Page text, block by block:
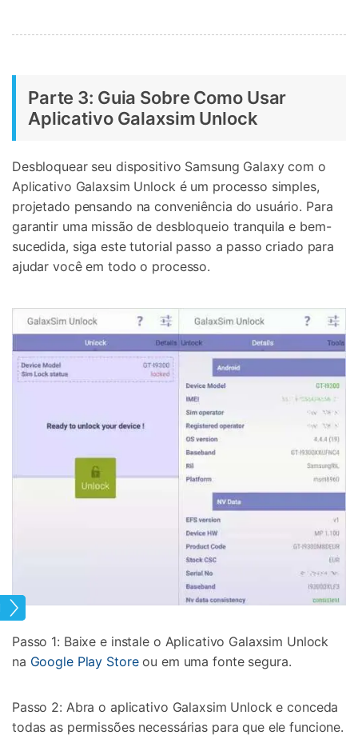
Parte 3: Guia Sobre Como Usar
Aplicativo Galaxsim Unlock
Desbloquear seu dispositivo Samsung Galaxy com o
Aplicativo Galaxsim Unlock é um processo simples,
projetado pensando na conveniência do usuário. Para
garantir uma missão de desbloqueio tranquila e bem-
sucedida, siga este tutorial passo a passo criado para
ajudar você em todo o processo.
Passo 1: Baixe e instale o Aplicativo Galaxsim Unlock
na Google Play Storeou em uma fonte segura.
Passo 2: Abra o aplicativo Galaxsim Unlock e conceda
todas as permissões necessárias para que ele funcione.